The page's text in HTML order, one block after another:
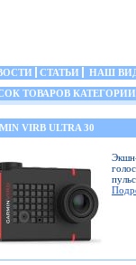
СТАТЬИ НАШ
ТОВАРОВ КАТЕГОРИИ
VIRB ULTRA 30